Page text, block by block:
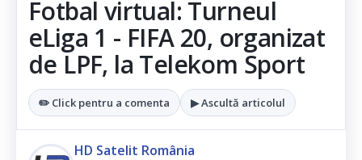
Fotbal virtual: Turneul
eLiga 1 - FIFA 20, organizat
de LPF, la Telekom Sport
✏️ Click pentru a comenta ▶ Ascultă articolul
HD Satelit România